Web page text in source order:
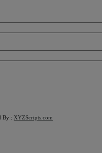
By : XYZScripts.com